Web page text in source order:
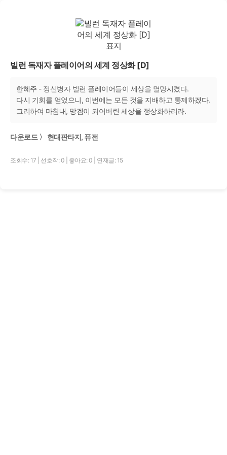
빌런 독재자 플레이어의 세계 정상화 [D]
한혜주 - 정신병자 빌런 플레이어들이 세상을 멸망시켰다.
다시 기회를 얻었으니, 이번에는 모든 것을 지배하고 통제하겠다.
그리하여 마침내, 망겜이 되어버린 세상을 정상화하리라.
다운로드 〉 현대판타지, 퓨전
조회수: 17 선호작: 0 좋아요: 0 연재글: 15